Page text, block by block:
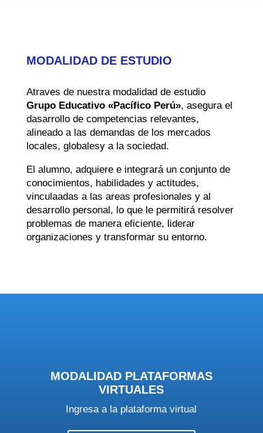
MODALIDAD DE ESTUDIO
Atraves de nuestra modalidad de estudio
Grupo Educativo «Pacífico Perú», asegura el
dasarrollo de competencias relevantes,
alineado a las demandas de los mercados
locales, globalesy a la sociedad.
El alumno, adquiere e integrará un conjunto de
conocimientos, habilidades y actitudes,
vinculaadas a las areas profesionales y al
desarrollo personal, lo que le permitirá resolver
problemas de manera eficiente, liderar
organizaciones y transformar su entorno.
MODALIDAD PLATAFORMAS
VIRTUALES
Ingresa a la plataforma virtual